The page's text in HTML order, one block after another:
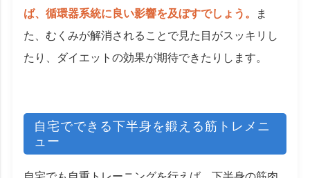
ば、循環器系統に良い影響を及ぼすでしょう。
ま
た、むくみが解消されることで見た目がスッキリし
たり、ダイエットの効果が期待できたりします。
自宅でできる下半身を鍛える筋トレメニ
ュー